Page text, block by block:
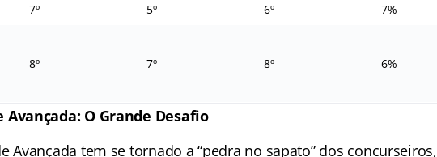
7º 5º 6º 7%
8º 7º 8º 6%
O Grande Desafio
Avançada tem se tornado a “pedra no sapato” dos concurseiros,